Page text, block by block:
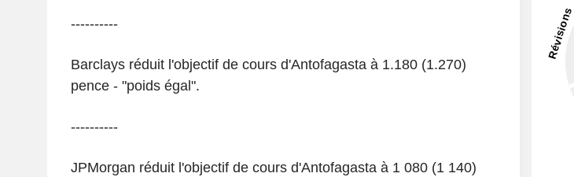
----------
Barclays réduit l'objectif de cours d'Antofagasta à 1.180 (1.270)
pence - "poids égal".
----------
JPMorgan réduit l'objectif de cours d'Antofagasta à 1 080 (1 140)